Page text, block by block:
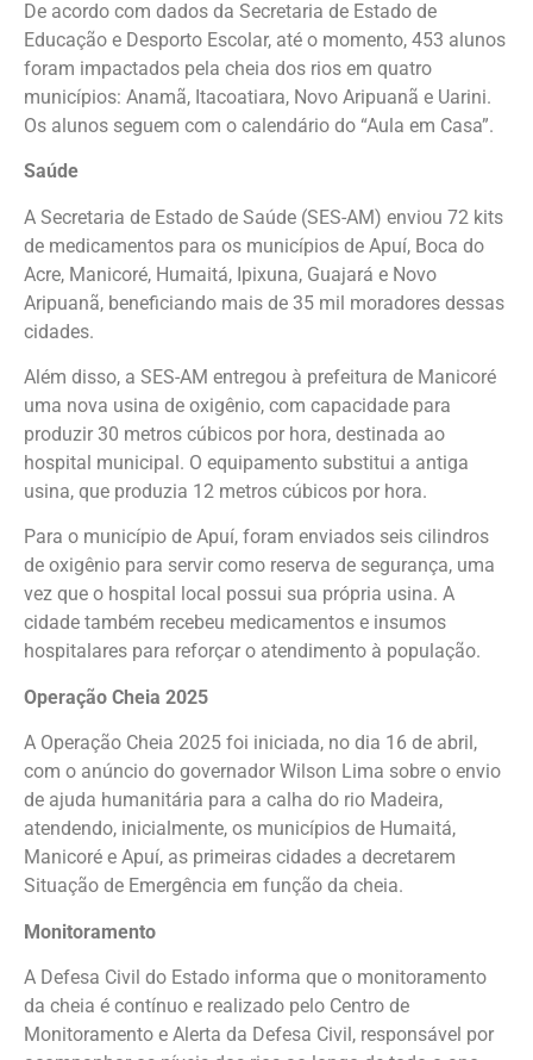
De acordo com dados da Secretaria de Estado de
Educação e Desporto Escolar, até o momento, 453 alunos
foram impactados pela cheia dos rios em quatro
municípios: Anamã, Itacoatiara, Novo Aripuanã e Uarini.
Os alunos seguem com o calendário do “Aula em Casa”.
Saúde
A Secretaria de Estado de Saúde (SES-AM) enviou 72 kits
de medicamentos para os municípios de Apuí, Boca do
Acre, Manicoré, Humaitá, Ipixuna, Guajará e Novo
Aripuanã, beneficiando mais de 35 mil moradores dessas
cidades.
Além disso, a SES-AM entregou à prefeitura de Manicoré
uma nova usina de oxigênio, com capacidade para
produzir 30 metros cúbicos por hora, destinada ao
hospital municipal. O equipamento substitui a antiga
usina, que produzia 12 metros cúbicos por hora.
Para o município de Apuí, foram enviados seis cilindros
de oxigênio para servir como reserva de segurança, uma
vez que o hospital local possui sua própria usina. A
cidade também recebeu medicamentos e insumos
hospitalares para reforçar o atendimento à população.
Operação Cheia 2025
A Operação Cheia 2025 foi iniciada, no dia 16 de abril,
com o anúncio do governador Wilson Lima sobre o envio
de ajuda humanitária para a calha do rio Madeira,
atendendo, inicialmente, os municípios de Humaitá,
Manicoré e Apuí, as primeiras cidades a decretarem
Situação de Emergência em função da cheia.
Monitoramento
A Defesa Civil do Estado informa que o monitoramento
da cheia é contínuo e realizado pelo Centro de
Monitoramento e Alerta da Defesa Civil, responsável por